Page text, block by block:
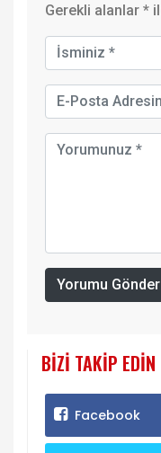
Gerekli alanlar *
Yorumu Gönder
BIZI TAKIP EDIN
Facebook